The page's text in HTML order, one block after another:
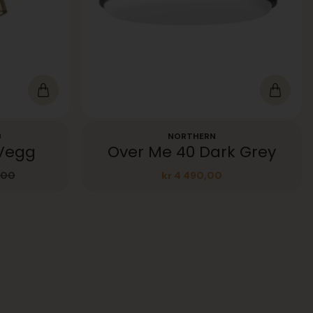
NORTHERN
Over Me 40 Dark Grey
kr 4 490,00